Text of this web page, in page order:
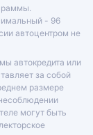
- 96
автоцентром не
автокредита или
за собой
размере
могут быть